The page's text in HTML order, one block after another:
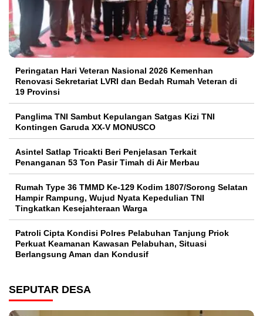
Peringatan Hari Veteran Nasional 2026 Kemenhan
Renovasi Sekretariat LVRI dan Bedah Rumah Veteran di
19 Provinsi
Panglima TNI Sambut Kepulangan Satgas Kizi TNI
Kontingen Garuda XX-V MONUSCO
Asintel Satlap Tricakti Beri Penjelasan Terkait
Penanganan 53 Ton Pasir Timah di Air Merbau
Rumah Type 36 TMMD Ke-129 Kodim 1807/Sorong Selatan
Hampir Rampung, Wujud Nyata Kepedulian TNI
Tingkatkan Kesejahteraan Warga
Patroli Cipta Kondisi Polres Pelabuhan Tanjung Priok
Perkuat Keamanan Kawasan Pelabuhan, Situasi
Berlangsung Aman dan Kondusif
SEPUTAR DESA